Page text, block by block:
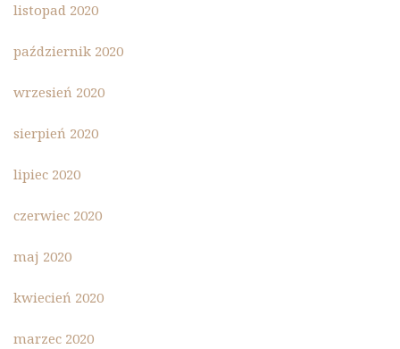
listopad 2020
październik 2020
wrzesień 2020
sierpień 2020
lipiec 2020
czerwiec 2020
maj 2020
kwiecień 2020
marzec 2020